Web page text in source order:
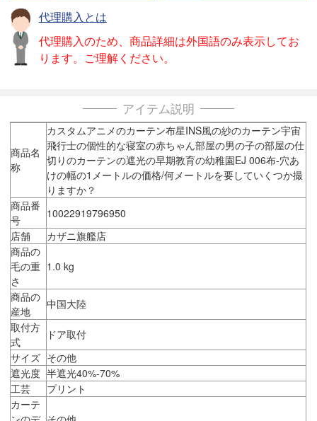
代理購入とは
代理購入のため、商品詳細は外国語のみ表示してお
ります。ご理解ください。
アイテム説明
商品名
称
カスタムアニメのカーテン布星INS風の紗のカーテン宇宙
飛行士の個性的な寝室の赤ちゃん部屋の男の子の部屋の仕
切りのカーテンの遮光の早期教育の幼稚園EJ 006布-穴あ
けの幅の1メートルの価格/何メートルを要していくつか撮
りますか？
商品番
号
10022919796950
店舗
カザニ旗艦店
商品の
毛の重
さ
1.0 kg
商品の
産地
中国大陸
取付方
式
ドア取付
サイズ その他
遮光度 半遮光40%-70%
工芸
プリント
カーテ